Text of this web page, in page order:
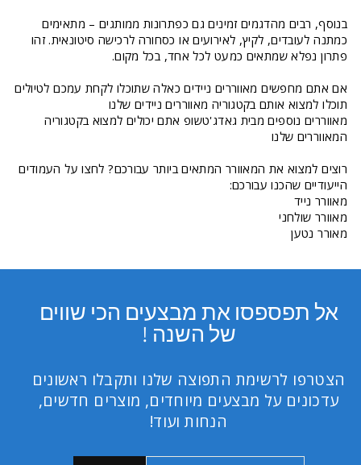
בנוסף, רבים מהדגמים זמינים גם כפתרונות ממותגים – מתאימים
כמתנה לעובדים, לקיץ, לאירועים או כסחורה לרכישה סיטונאית. זהו
פתרון נפלא שמתאים כמעט לכל אחד, בכל מקום.
אם אתם מחפשים מאווררים ניידים כאלה שתוכלו לקחת עמכם לטיולים
תוכלו למצוא אותם בקטגוריה מאווררים ניידים שלנו
מאווררים נוספים מבית גאדג'טשופ אתם יכולים למצוא בקטגוריה
המאווררים שלנו
רוצים למצוא את המאוורר המתאים ביותר עבורכם? לחצו על העמודים
הייעודיים שהכנו עבורכם:
מאוורר נייד
מאוורר שולחני
מאורר נטען
אל תפספסו את מבצעים הכי שווים
של השנה !
הצטרפו לרשימת התפוצה שלנו ותקבלו ראשונים
עדכונים על מבצעים מיוחדים, מוצרים חדשים,
הנחות ועוד!
כתובת
הרשמה